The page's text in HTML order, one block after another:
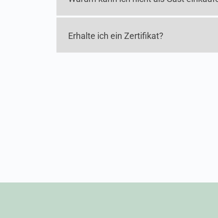
Erhalte ich ein Zertifikat?